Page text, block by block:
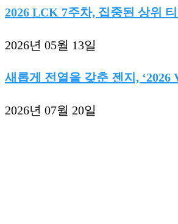
2026 LCK 7주차, 집중된 상위
2026년 05월 13일
새롭게 전열을 갖춘 젠지, ‘2026
2026년 07월 20일